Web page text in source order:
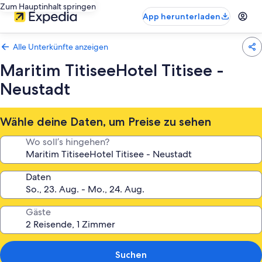
Zum Hauptinhalt springen
App herunterladen
Alle Unterkünfte anzeigen
Maritim TitiseeHotel Titisee -
Neustadt
Wähle deine Daten, um Preise zu sehen
Wo soll’s hingehen?
Daten
Gäste
Suchen